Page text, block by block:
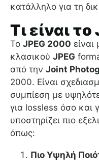
κατάλληλο για τη
Τι είναι
Το JPEG 2000
κλασικού JPEG
από την Joint
2000. Είναι
συμπίεση με
για lossless όσο και
υποστηρίζει πιο
όπως:
Πιο Υψηλή